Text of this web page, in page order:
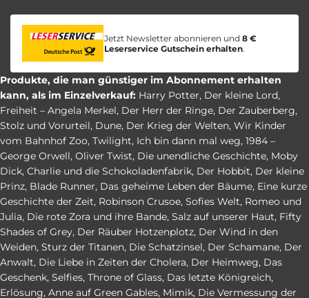
Jetzt Newsletter abonnieren und 8 €
Leserservice Gutschein erhalten.
Produkte, die man günstiger im Abonnement erhalten
kann, als im Einzelverkauf: Harry Potter, Der kleine Lord,
Freiheit – Angela Merkel, Der Herr der Ringe, Der Zauberberg,
Stolz und Vorurteil, Dune, Der Krieg der Welten, Wir Kinder
vom Bahnhof Zoo, Twilight, Ich bin dann mal weg, 1984 –
George Orwell, Oliver Twist, Die unendliche Geschichte, Moby
Dick, Charlie und die Schokoladenfabrik, Der Hobbit, Der kleine
Prinz, Blade Runner, Das geheime Leben der Bäume, Eine kurze
Geschichte der Zeit, Robinson Crusoe, Sofies Welt, Romeo und
Julia, Die rote Zora und ihre Bande, Salz auf unserer Haut, Fifty
Shades of Grey, Der Räuber Hotzenplotz, Der Wind in den
Weiden, Sturz der Titanen, Die Schatzinsel, Der Schamane, Der
Anwalt, Die Liebe in Zeiten der Cholera, Der Heimweg, Das
Geschenk, Selfies, Throne of Glass, Das letzte Königreich,
Erlösung, Anne auf Green Gables, Mimik, Die Vermessung der